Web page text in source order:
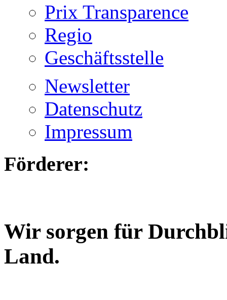
Prix Transparence
Regio
Geschäftsstelle
Newsletter
Datenschutz
Impressum
Förderer:
Wir sorgen für
Land.